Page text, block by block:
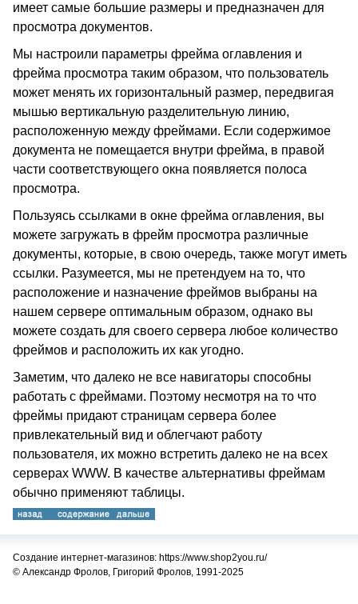
имеет самые большие размеры и предназначен для
просмотра документов.
Мы настроили параметры фрейма оглавления и
фрейма просмотра таким образом, что пользователь
может менять их горизонтальный размер, передвигая
мышью вертикальную разделительную линию,
расположенную между фреймами. Если содержимое
документа не помещается внутри фрейма, в правой
части соответствующего окна появляется полоса
просмотра.
Пользуясь ссылками в окне фрейма оглавления, вы
можете загружать в фрейм просмотра различные
документы, которые, в свою очередь, также могут иметь
ссылки. Разумеется, мы не претендуем на то, что
расположение и назначение фреймов выбраны на
нашем сервере оптимальным образом, однако вы
можете создать для своего сервера любое количество
фреймов и расположить их как угодно.
Заметим, что далеко не все навигаторы способны
работать с фреймами. Поэтому несмотря на то что
фреймы придают страницам сервера более
привлекательный вид и облегчают работу
пользователя, их можно встретить далеко не на всех
серверах WWW. В качестве альтернативы фреймам
обычно применяют таблицы.
Создание интернет-магазинов: https://www.shop2you.ru/
© Александр Фролов, Григорий Фролов, 1991-2025